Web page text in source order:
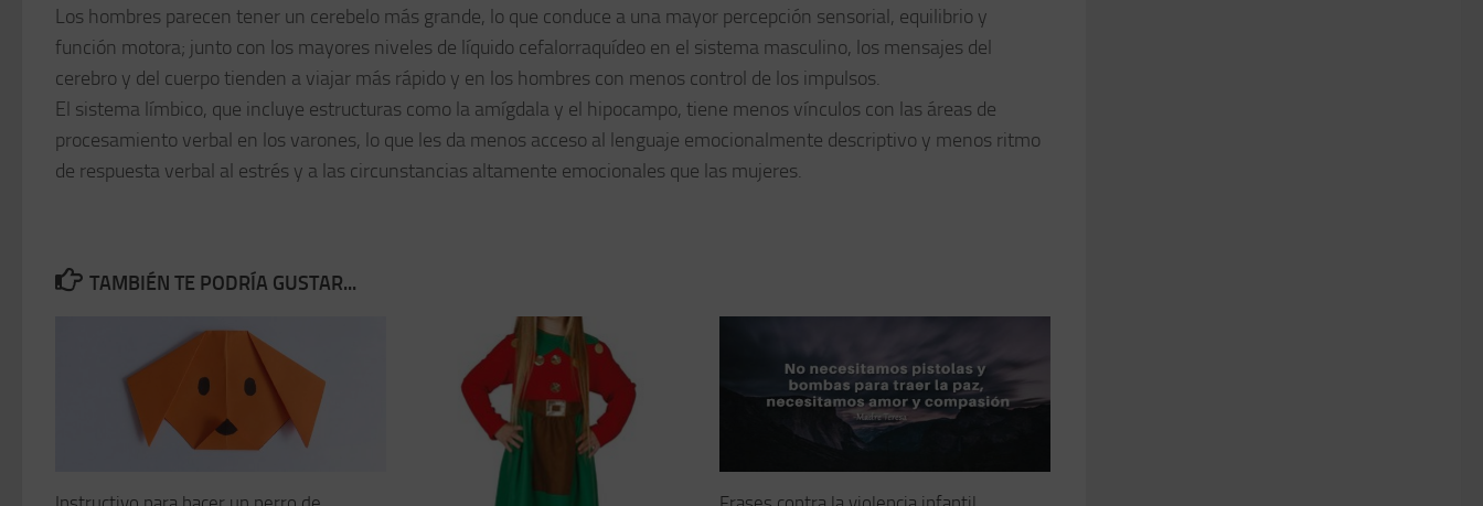
Los hombres parecen tener un cerebelo más grande, lo que conduce a una mayor percepción sensorial, equilibrio y
función motora; junto con los mayores niveles de líquido cefalorraquídeo en el sistema masculino, los mensajes del
cerebro y del cuerpo tienden a viajar más rápido y en los hombres con menos control de los impulsos.
El sistema límbico, que incluye estructuras como la amígdala y el hipocampo, tiene menos vínculos con las áreas de
procesamiento verbal en los varones, lo que les da menos acceso al lenguaje emocionalmente descriptivo y menos ritmo
de respuesta verbal al estrés y a las circunstancias altamente emocionales que las mujeres.
TAMBIÉN TE PODRÍA GUSTAR...